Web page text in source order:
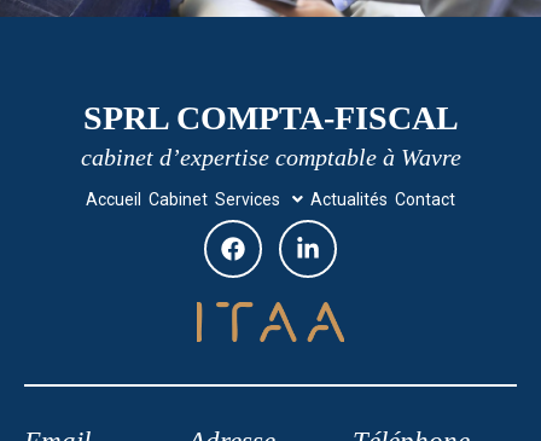
SPRL COMPTA-FISCAL
cabinet d’expertise comptable à Wavre
Accueil Cabinet Services Actualités Contact